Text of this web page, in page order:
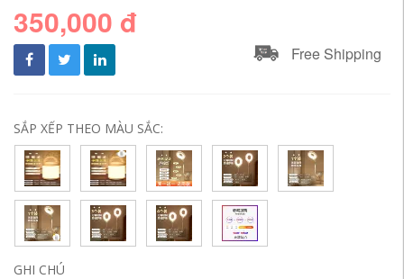
350,000 đ
Free Shipping
SẮP XẾP THEO MÀU SẮC:
GHI CHÚ